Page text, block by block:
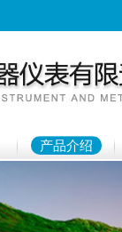
产品介绍